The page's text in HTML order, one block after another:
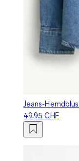
Jeans-
49.95 CHF